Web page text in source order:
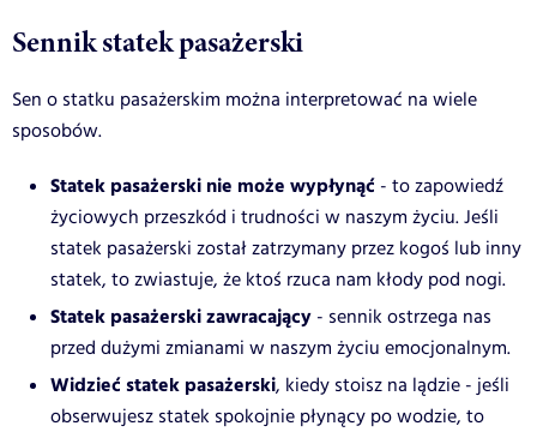
Sennik statek pasażerski
Sen o statku pasażerskim można interpretować na wiele
sposobów.
Statek pasażerski nie może wypłynąć - to zapowiedź
życiowych przeszkód i trudności w naszym życiu. Jeśli
statek pasażerski został zatrzymany przez kogoś lub inny
statek, to zwiastuje, że ktoś rzuca nam kłody pod nogi.
Statek pasażerski zawracający - sennik ostrzega nas
przed dużymi zmianami w naszym życiu emocjonalnym.
Widzieć statek pasażerski, kiedy stoisz na lądzie - jeśli
obserwujesz statek spokojnie płynący po wodzie, to